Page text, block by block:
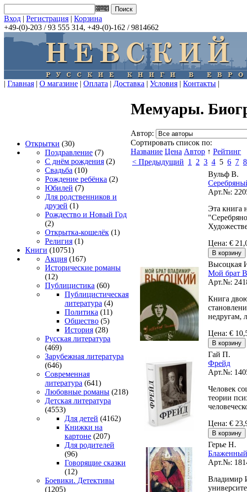
Вход | Регистрация | Корзина
+49-(0)-203 / 93 555 314, +49-(0)-162 / 9814662
| Главная | О магазине | Оплата | Доставка | Условия | Контакты |
Открытки (30)
Поздравление (7)
С днём рождения (2)
Свадьба (10)
Рождение ребёнка (2)
Юбилей (7)
Для родственников и
друзей (1)
Рождество и Новый Год
(2)
Открытка-кошелёк (1)
Религия (1)
Книги (10751)
Акция (167)
Исторические романы
(12)
Публицистика (60)
Публицистическая
литература (4)
Политика (11)
Общество (5)
История (28)
Русская литература
(469)
Зарубежная литература
(646)
Современная
литература (641)
Любовные романы (218)
Детская литература
(4553)
Для детей (4162)
Книжки на
картоне (207)
Для родителей
(96)
Говорящие сказки
(12)
Боевики. Детективы
(1205)
Мемуары.
Автор:
Сортировать список по:
Название Цена Автор ↑ Рейтинг
< Предыдущий 1 2 3 4 5 6 7 8
Вульф В.
Арт.№:
Эта книга
Цена: €
Высоцкая
Мой брат
Арт.№:
Книга
недругам,
Цена: €
Гай П.
Фрейд
Арт.№:
Человек
теории
Цена: €
Герье Н.
Арт.№:
Владимир